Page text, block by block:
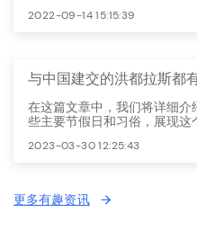
和风俗习惯。
2022-09-14 15:15:39
与中国建交的洪都拉斯都
在这篇文章中，我们将详细介
些主要节假日和习俗，展现这
2023-03-30 12:25:43
更多有趣资讯